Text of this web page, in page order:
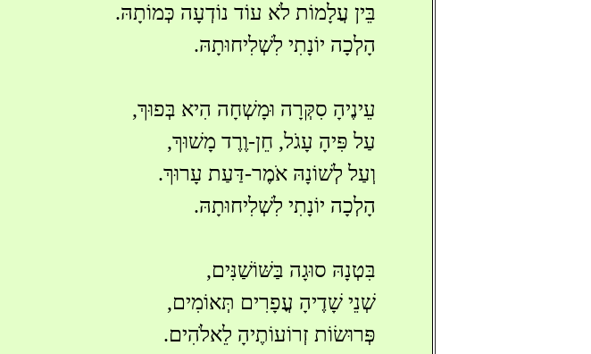
בֵּין עֲלָמוֹת לֹא עוֹד נוֹדְעָה כְּמוֹתָהּ.
הָלְכָה יוֹנָתִי לִשְׁלִיחוּתָהּ.
עֵינֶיהָ סִקְּרָה וּמָשְׁחָה הִיא בְּפוּךְ,
עַל פִּיהָ עָגֹל, חֵן-וֶרֶד מָשׁוּךְ,
וְעַל לְשׁוֹנָהּ אֹמֶר-דַּעַת עָרוּךְ.
הָלְכָה יוֹנָתִי לִשְׁלִיחוּתָהּ.
בִּטְנָהּ סוּגָה בַּשּׁוֹשַׁנִּים,
שְׁנֵי שָׁדֶיהָ עֳפָרִים תְּאוֹמִים,
פְּרוּשׂוֹת זְרוֹעוֹתֶיהָ לֵאלֹהִים.